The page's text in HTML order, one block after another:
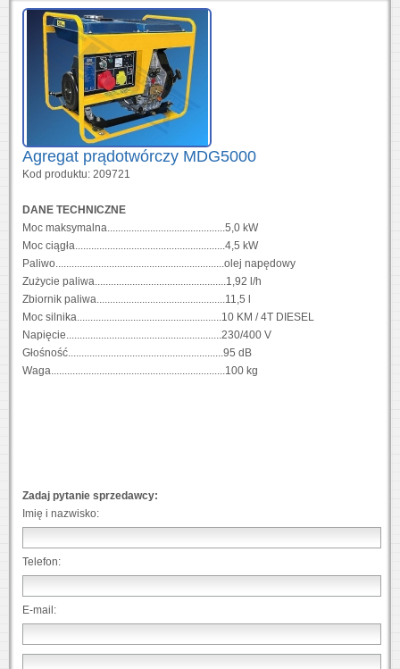
Agregat prądotwórczy MDG5000
Kod produktu: 209721
DANE TECHNICZNE
Moc maksymalna............................................5,0 kW
Moc ciągła........................................................4,5 kW
Paliwo...............................................................olej napędowy
Zużycie paliwa.................................................1,92 l/h
Zbiornik paliwa................................................11,5 l
Moc silnika......................................................10 KM / 4T DIESEL
Napięcie..........................................................230/400 V
Głośność..........................................................95 dB
Waga.................................................................100 kg
Zadaj pytanie sprzedawcy:
Imię i nazwisko:
Telefon:
E-mail: